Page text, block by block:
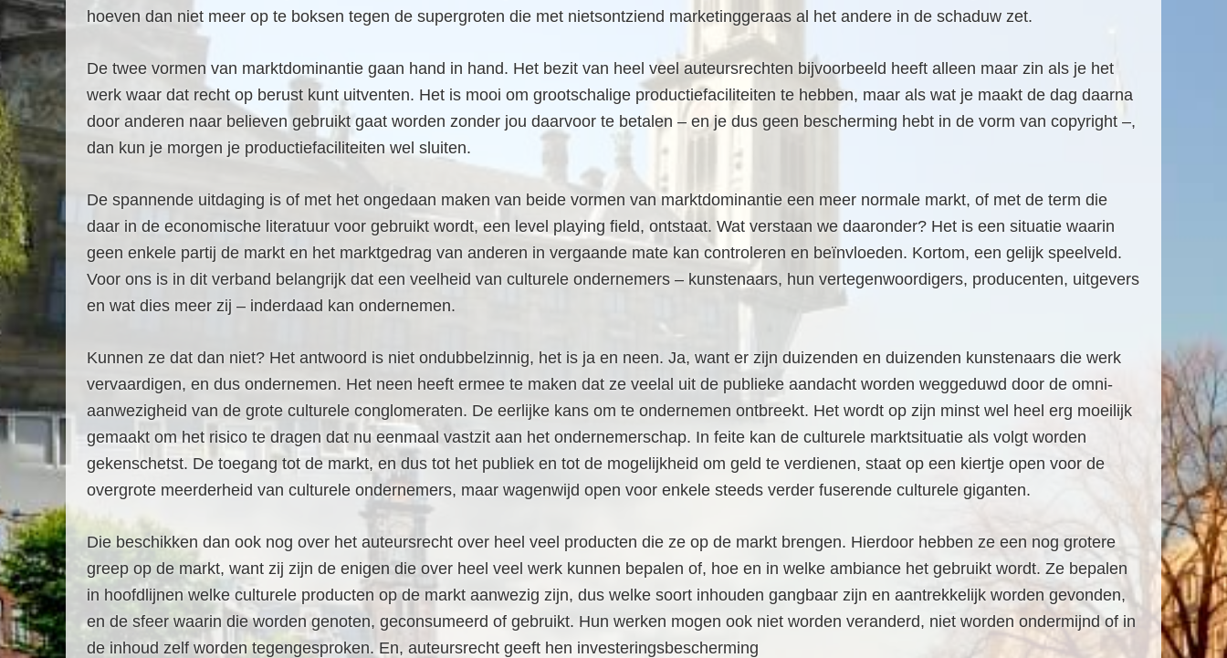
hoeven dan niet meer op te boksen tegen de supergroten die met nietsontziend marketinggeraas al het andere in de schaduw zet.
De twee vormen van marktdominantie gaan hand in hand. Het bezit van heel veel auteursrechten bijvoorbeeld heeft alleen maar zin als je het
werk waar dat recht op berust kunt uitventen. Het is mooi om grootschalige productiefaciliteiten te hebben, maar als wat je maakt de dag daarna
door anderen naar believen gebruikt gaat worden zonder jou daarvoor te betalen – en je dus geen bescherming hebt in de vorm van copyright –,
dan kun je morgen je productiefaciliteiten wel sluiten.
De spannende uitdaging is of met het ongedaan maken van beide vormen van marktdominantie een meer normale markt, of met de term die
daar in de economische literatuur voor gebruikt wordt, een level playing field, ontstaat. Wat verstaan we daaronder? Het is een situatie waarin
geen enkele partij de markt en het marktgedrag van anderen in vergaande mate kan controleren en beïnvloeden. Kortom, een gelijk speelveld.
Voor ons is in dit verband belangrijk dat een veelheid van culturele ondernemers – kunstenaars, hun vertegenwoordigers, producenten, uitgevers
en wat dies meer zij – inderdaad kan ondernemen.
Kunnen ze dat dan niet? Het antwoord is niet ondubbelzinnig, het is ja en neen. Ja, want er zijn duizenden en duizenden kunstenaars die werk
vervaardigen, en dus ondernemen. Het neen heeft ermee te maken dat ze veelal uit de publieke aandacht worden weggeduwd door de omni-
aanwezigheid van de grote culturele conglomeraten. De eerlijke kans om te ondernemen ontbreekt. Het wordt op zijn minst wel heel erg moeilijk
gemaakt om het risico te dragen dat nu eenmaal vastzit aan het ondernemerschap. In feite kan de culturele marktsituatie als volgt worden
gekenschetst. De toegang tot de markt, en dus tot het publiek en tot de mogelijkheid om geld te verdienen, staat op een kiertje open voor de
overgrote meerderheid van culturele ondernemers, maar wagenwijd open voor enkele steeds verder fuserende culturele giganten.
Die beschikken dan ook nog over het auteursrecht over heel veel producten die ze op de markt brengen. Hierdoor hebben ze een nog grotere
greep op de markt, want zij zijn de enigen die over heel veel werk kunnen bepalen of, hoe en in welke ambiance het gebruikt wordt. Ze bepalen
in hoofdlijnen welke culturele producten op de markt aanwezig zijn, dus welke soort inhouden gangbaar zijn en aantrekkelijk worden gevonden,
en de sfeer waarin die worden genoten, geconsumeerd of gebruikt. Hun werken mogen ook niet worden veranderd, niet worden ondermijnd of in
de inhoud zelf worden tegengesproken. En, auteursrecht geeft hen investeringsbescherming